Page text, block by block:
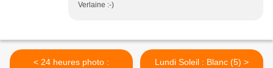
Verlaine :-)
< 24 heures photo :
Lundi Soleil : Blanc (5) >